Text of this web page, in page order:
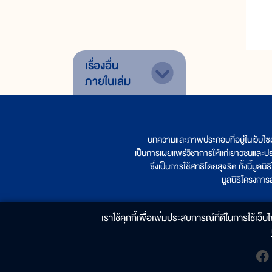
เรื่องอื่น
ภายในเล่ม
บทความและภาพประกอบที่อยู่ในเว็บ
เป็นการเผยแพร่วิชาการให้แก่เยาวชนแล
ซึ่งเป็นการใช้สิทธิโดยสุจริต ทั้งนี้มูลนิ
มูลนิธิโครงกา
เราใช้คุกกี้เพื่อเพิ่มประสบการณ์ที่ดีในการใช้เว็บ